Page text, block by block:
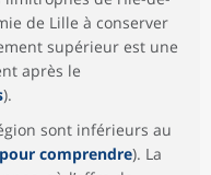
de Lille à conserver
supérieur est une
après le
).
sont inférieurs au
pour comprendre). La